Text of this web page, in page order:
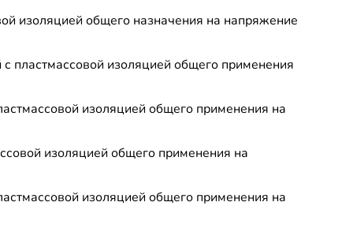
изоляцией общего назначения на напряжение
пластмассовой изоляцией общего применения
изоляцией общего применения на
изоляцией общего применения на
изоляцией общего применения на